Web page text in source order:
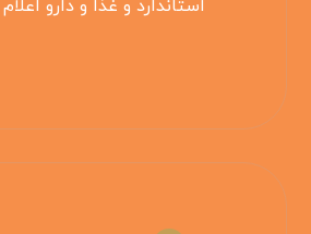
استاندارد و غذا و دارو